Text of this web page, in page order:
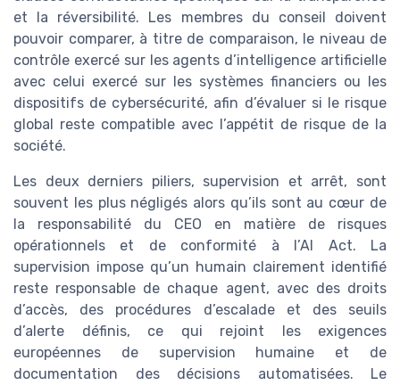
et la réversibilité. Les membres du conseil doivent
pouvoir comparer, à titre de comparaison, le niveau de
contrôle exercé sur les agents d’intelligence artificielle
avec celui exercé sur les systèmes financiers ou les
dispositifs de cybersécurité, afin d’évaluer si le risque
global reste compatible avec l’appétit de risque de la
société.
Les deux derniers piliers, supervision et arrêt, sont
souvent les plus négligés alors qu’ils sont au cœur de
la responsabilité du CEO en matière de risques
opérationnels et de conformité à l’AI Act. La
supervision impose qu’un humain clairement identifié
reste responsable de chaque agent, avec des droits
d’accès, des procédures d’escalade et des seuils
d’alerte définis, ce qui rejoint les exigences
européennes de supervision humaine et de
documentation des décisions automatisées. Le